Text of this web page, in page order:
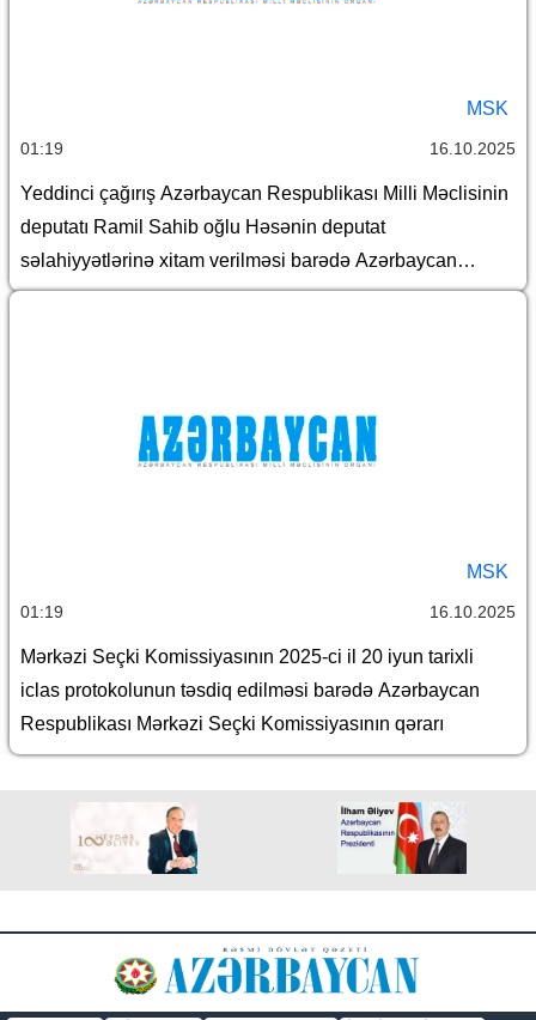
MSK
01:19 16.10.2025
Yeddinci çağırış Azərbaycan Respublikası Milli Məclisinin
deputatı Ramil Sahib oğlu Həsənin deputat
səlahiyyətlərinə xitam verilməsi barədə Azərbaycan
Respublikası Mərkəzi Seçki Komissiyasının qərarı
MSK
01:19 16.10.2025
Mərkəzi Seçki Komissiyasının 2025-ci il 20 iyun tarixli
iclas protokolunun təsdiq edilməsi barədə Azərbaycan
Respublikası Mərkəzi Seçki Komissiyasının qərarı